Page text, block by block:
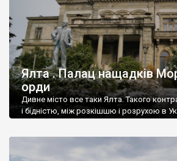
Ялта . Палац нащадків
орди
Дивне місто все таки Ялта. Такого
і бідністю, між розкішшю і розрухою в